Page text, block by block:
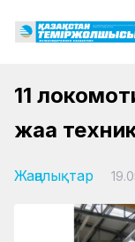
11
жаңа
Жаңалықтар